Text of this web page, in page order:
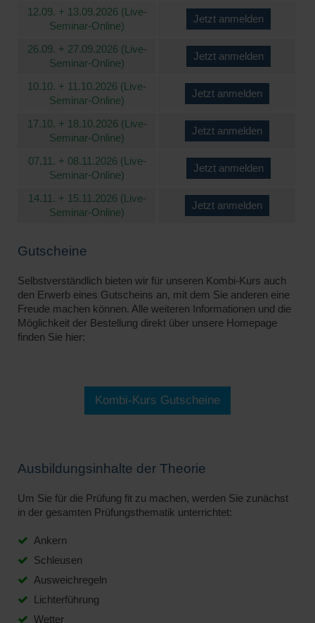
12.09. + 13.09.2026 (Live-
Seminar-Online)
Jetzt anmelden
26.09. + 27.09.2026 (Live-
Seminar-Online)
Jetzt anmelden
10.10. + 11.10.2026 (Live-
Seminar-Online)
Jetzt anmelden
17.10. + 18.10.2026 (Live-
Seminar-Online)
Jetzt anmelden
07.11. + 08.11.2026 (Live-
Seminar-Online)
Jetzt anmelden
14.11. + 15.11.2026 (Live-
Seminar-Online)
Jetzt anmelden
Gutscheine
Selbstverständlich bieten wir für unseren Kombi-Kurs auch
den Erwerb eines Gutscheins an, mit dem Sie anderen eine
Freude machen können. Alle weiteren Informationen und die
Möglichkeit der Bestellung direkt über unsere Homepage
finden Sie hier:
Kombi-Kurs Gutscheine
Ausbildungsinhalte der Theorie
Um Sie für die Prüfung fit zu machen, werden Sie zunächst
in der gesamten Prüfungsthematik unterrichtet:
Ankern
Schleusen
Ausweichregeln
Lichterführung
Wetter